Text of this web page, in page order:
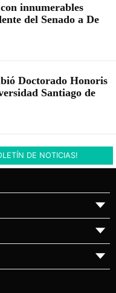
innumerables
del Senado a De
Doctorado Honoris
Santiago de
DE NOTICIAS!
▼
▼
▼